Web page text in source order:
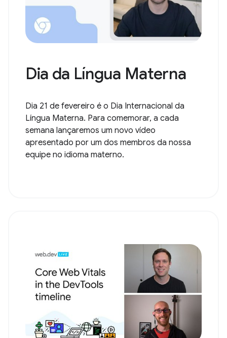
Dia da Língua Materna
Dia 21 de fevereiro é o Dia Internacional da
Língua Materna. Para comemorar, a cada
semana lançaremos um novo vídeo
apresentado por um dos membros da nossa
equipe no idioma materno.